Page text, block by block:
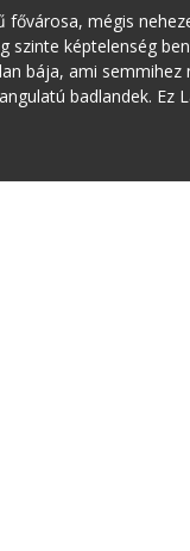
fővárosa, mégis
szinte képtelenség
bája, ami
badlandek. Ez